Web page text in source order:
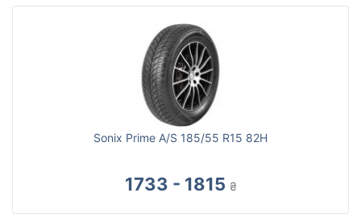
Sonix Prime A/S 185/55 R15 82H
1733 - 1815 ₴